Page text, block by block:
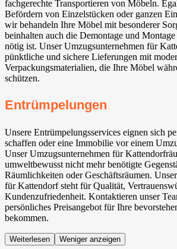
fachgerechte Transportieren von Möbeln.
Befördern von Einzelstücken oder ganzen
wir behandeln Ihre Möbel mit besonderer
beinhalten auch die Demontage und
nötig ist. Unser Umzugsunternehmen für
pünktliche und sichere Lieferungen mit
Verpackungsmaterialien, die Ihre Möbel
schützen.
Entrümpelungen
Unsere Entrümpelungsservices eignen sich
schaffen oder eine Immobilie vor einem
Unser Umzugsunternehmen für
umweltbewusst nicht mehr benötigte
Räumlichkeiten oder Geschäftsräumen.
für Kattendorf steht für Qualität,
Kundenzufriedenheit. Kontaktieren unser
persönliches Preisangebot für Ihre
bekommen.
Weiterlesen Weniger anzeigen